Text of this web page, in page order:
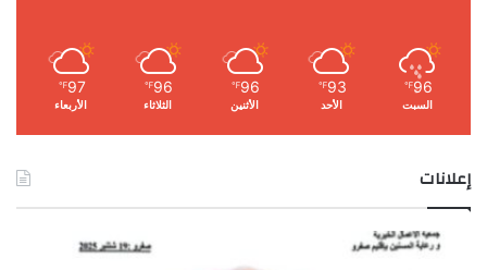
96
℉
السبت
93
℉
الأحد
96
℉
الأثنين
96
℉
الثلاثاء
97
℉
الأربعاء
إعلانات